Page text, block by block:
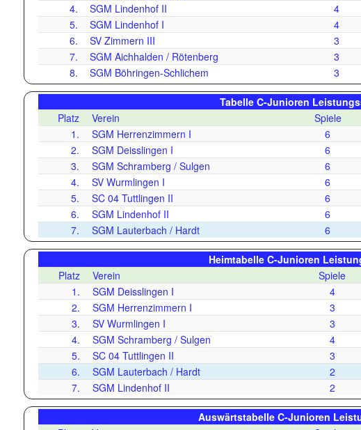
4.
SGM Lindenhof II 4
5.
SGM Lindenhof I 4
6.
SV Zimmern III 3
7.
SGM Aichhalden / Rötenberg 3
8.
SGM Böhringen-Schlichem 3
Tabelle C-Junioren
Platz
Verein Spiele
1.
SGM Herrenzimmern I 6
2.
SGM Deisslingen I 6
3.
SGM Schramberg / Sulgen 6
4.
SV Wurmlingen I 6
5.
SC 04 Tuttlingen II 6
6.
SGM Lindenhof II 6
7.
SGM Lauterbach / Hardt 6
Heimtabelle C-Junioren
Platz
Verein Spiele
1.
SGM Deisslingen I 4
2.
SGM Herrenzimmern I 3
3.
SV Wurmlingen I 3
4.
SGM Schramberg / Sulgen 4
5.
SC 04 Tuttlingen II 3
6.
SGM Lauterbach / Hardt 2
7.
SGM Lindenhof II 2
Auswärtstabelle C-Junioren